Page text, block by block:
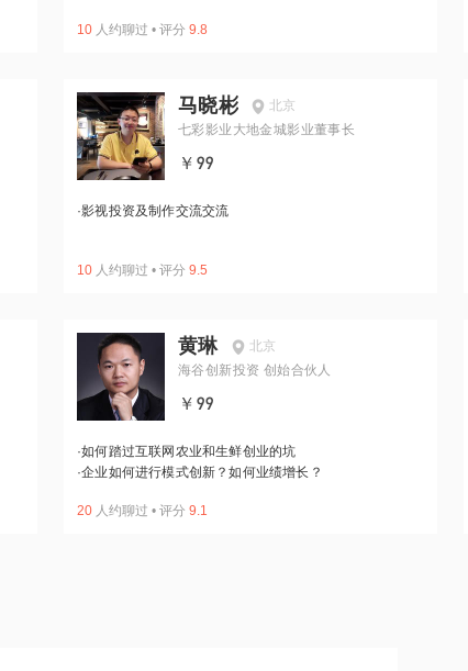
10 人约聊过 • 评分 9.8
马晓彬
北京
七彩影业大地金城影业董事长
￥99
·影视投资及制作交流交流
10 人约聊过 • 评分 9.5
黄琳
北京
海谷创新投资 创始合伙人
￥99
·如何踏过互联网农业和生鲜创业的坑
·企业如何进行模式创新？如何业绩增长？
20 人约聊过 • 评分 9.1